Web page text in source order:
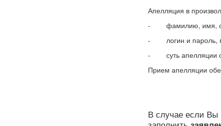
Апелляция в
- фамилию, имя,
- логин и пароль,
- суть апелляции с
Прием апелляции
В случае если Вы